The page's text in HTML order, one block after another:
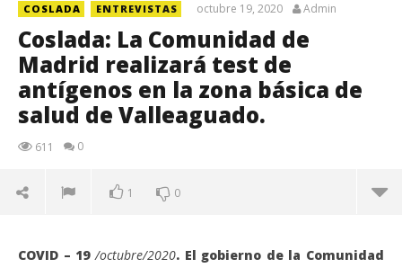
COSLADA ENTREVISTAS octubre 19, 2020 Admin
Coslada: La Comunidad de
Madrid realizará test de
antígenos en la zona básica de
salud de Valleaguado.
611 0
1 0
COVID – 19/octubre/2020. El gobierno de la Comunidad